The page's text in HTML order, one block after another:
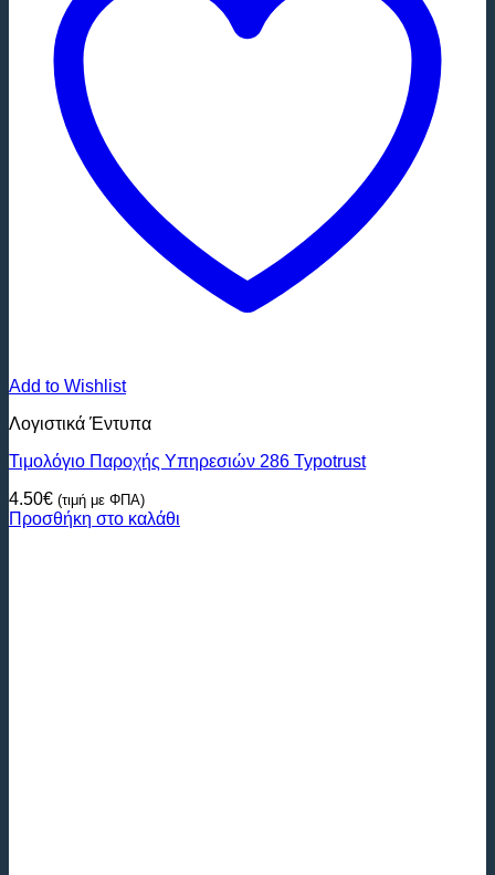
Add to Wishlist
Λογιστικά Έντυπα
Τιμολόγιο Παροχής Υπηρεσιών 286 Typotrust
4.50€ (τιμή με ΦΠΑ)
Προσθήκη στο καλάθι